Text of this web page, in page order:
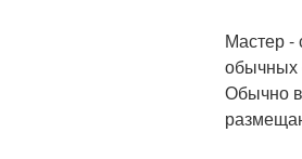
Мастер -
обычных
Обычно в